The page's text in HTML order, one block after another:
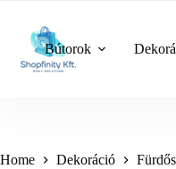
content
Bútorok
Home Dekoráció